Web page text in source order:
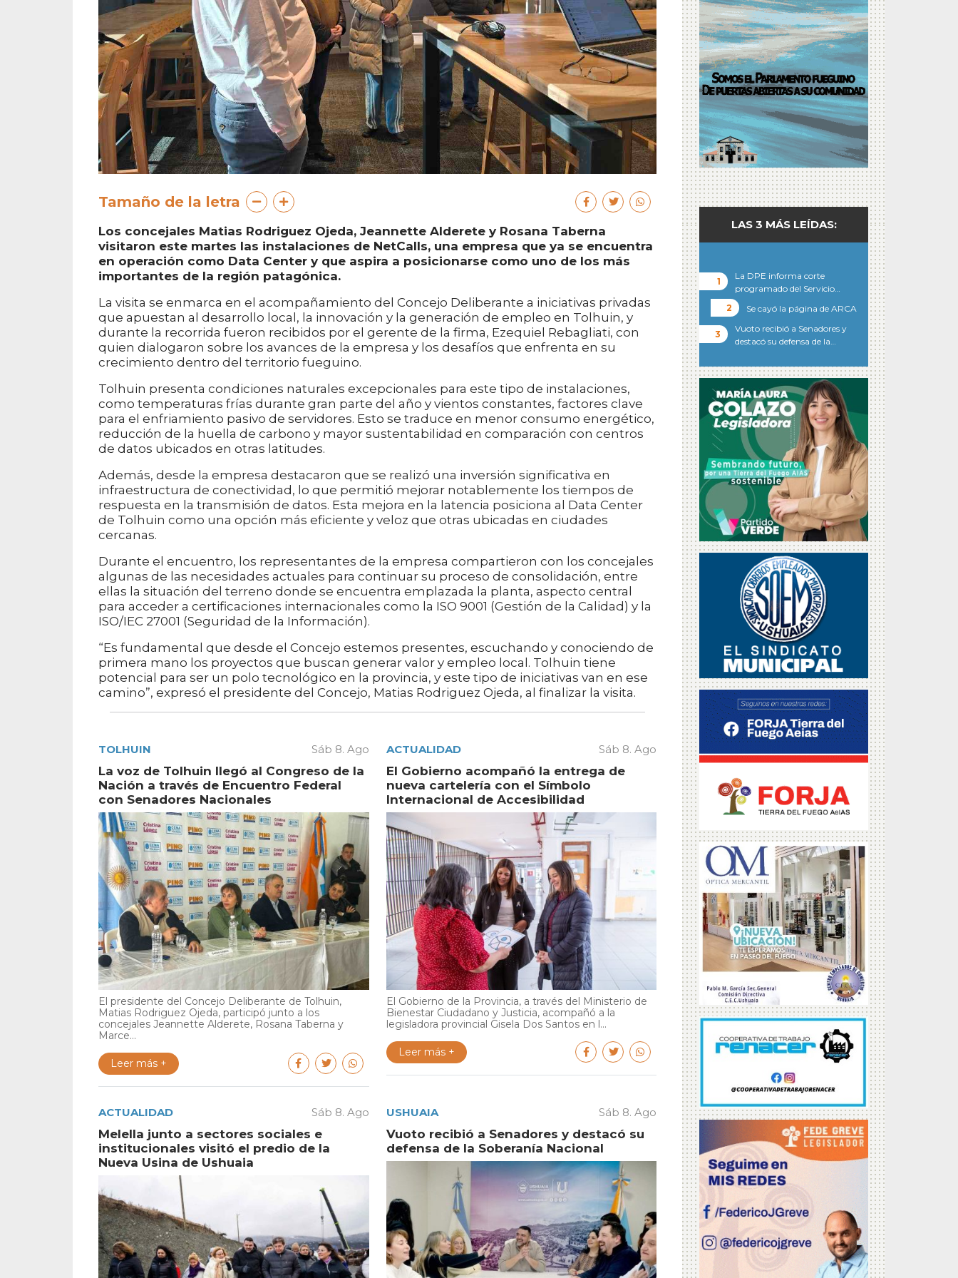
Tamaño de la letra
Los concejales Matias Rodriguez Ojeda, Jeannette Alderete y Rosana Taberna
visitaron este martes las instalaciones de NetCalls, una empresa que ya se encuentra
en operación como Data Center y que aspira a posicionarse como uno de los más
importantes de la región patagónica.
La visita se enmarca en el acompañamiento del Concejo Deliberante a iniciativas privadas
que apuestan al desarrollo local, la innovación y la generación de empleo en Tolhuin, y
durante la recorrida fueron recibidos por el gerente de la firma, Ezequiel Rebagliati, con
quien dialogaron sobre los avances de la empresa y los desafíos que enfrenta en su
crecimiento dentro del territorio fueguino.
Tolhuin presenta condiciones naturales excepcionales para este tipo de instalaciones,
como temperaturas frías durante gran parte del año y vientos constantes, factores clave
para el enfriamiento pasivo de servidores. Esto se traduce en menor consumo energético,
reducción de la huella de carbono y mayor sustentabilidad en comparación con centros
de datos ubicados en otras latitudes.
Además, desde la empresa destacaron que se realizó una inversión significativa en
infraestructura de conectividad, lo que permitió mejorar notablemente los tiempos de
respuesta en la transmisión de datos. Esta mejora en la latencia posiciona al Data Center
de Tolhuin como una opción más eficiente y veloz que otras ubicadas en ciudades
cercanas.
Durante el encuentro, los representantes de la empresa compartieron con los concejales
algunas de las necesidades actuales para continuar su proceso de consolidación, entre
ellas la situación del terreno donde se encuentra emplazada la planta, aspecto central
para acceder a certificaciones internacionales como la ISO 9001 (Gestión de la Calidad) y la
ISO/IEC 27001 (Seguridad de la Información).
“Es fundamental que desde el Concejo estemos presentes, escuchando y conociendo de
primera mano los proyectos que buscan generar valor y empleo local. Tolhuin tiene
potencial para ser un polo tecnológico en la provincia, y este tipo de iniciativas van en ese
camino”, expresó el presidente del Concejo, Matias Rodriguez Ojeda, al finalizar la visita.
TOLHUIN Sáb 8. Ago
La voz de Tolhuin llegó al Congreso de la
Nación a través de Encuentro Federal
con Senadores Nacionales
El presidente del Concejo Deliberante de Tolhuin,
Matias Rodriguez Ojeda, participó junto a los
concejales Jeannette Alderete, Rosana Taberna y
Marce...
Leer más +
ACTUALIDAD Sáb 8. Ago
El Gobierno acompañó la entrega de
nueva cartelería con el Símbolo
Internacional de Accesibilidad
El Gobierno de la Provincia, a través del Ministerio de
Bienestar Ciudadano y Justicia, acompañó a la
legisladora provincial Gisela Dos Santos en l...
Leer más +
ACTUALIDAD Sáb 8. Ago
Melella junto a sectores sociales e
institucionales visitó el predio de la
Nueva Usina de Ushuaia
USHUAIA Sáb 8. Ago
Vuoto recibió a Senadores y destacó su
defensa de la Soberanía Nacional
LAS 3 MÁS LEÍDAS:
La DPE informa corte
programado del Servicio…
Se cayó la página de ARCA
Vuoto recibió a Senadores y
destacó su defensa de la…